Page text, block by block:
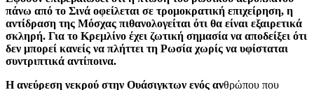
πάνω από το Σινά οφείλεται σε τρομοκρατική επιχείρηση, η
αντίδραση της Μόσχας πιθανολογείται ότι θα είναι εξαιρετικά
σκληρή. Για το Κρεμλίνο έχει ζωτική σημασία να αποδείξει ότι
δεν μπορεί κανείς να πλήττει τη Ρωσία χωρίς να υφίσταται
συντριπτικά αντίποινα.
Η ανεύρεση νεκρού στην Ουάσιγκτων ενός ανθρώπου που